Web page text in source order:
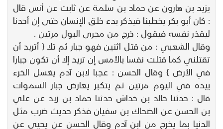
يزيد بن هارون عن حماد بن سلمة عن ثابت عن أنس قال
: كان أبو بكر يخطبنا فيذكر بدء خلق الإنسان حتى إن أحدنا
ليقذر نفسه فيقول : خرج من مجرى البول مرتين .
وقال الشعبي : من قتل اثنين فهو جبار ثم تلا { أتريد أن
تقتلني كما قتلت نفسا بالأمس إن تريد إلا أن تكون جبارا
في الأرض } وقال الحسن : عجبا لابن آدم يغسل الخرء
بيده في اليوم مرتين ثم يتكبر يعارض جبار السموات
قال : حدثنا خالد بن خداش حدثنا حماد بن زيد عن علي
بن الحسن عن الضحاك بن سفيان فذكر حديث ضرب مثل
الدنيا بما يخرج من ابن آدم وقال الحسن عن يحيى عن